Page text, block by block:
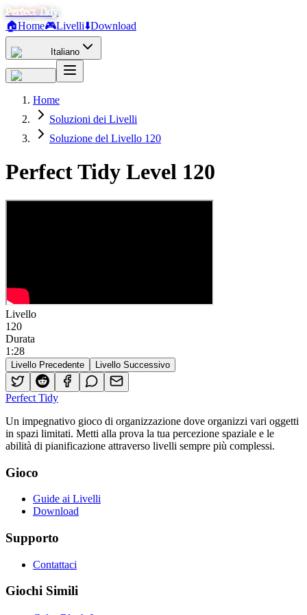
Perfect Tidy
🏠Home🎮Livelli⬇️Download
Italiano
Home
Soluzioni dei Livelli
Soluzione del Livello 120
Perfect Tidy Level 120
Livello
120
Durata
1 :28
Livello Precedente Livello Successivo
Perfect Tidy
Un impegnativo gioco di organizzazione dove organizzi vari oggetti
in spazi limitati. Metti alla prova la tua percezione spaziale e le
abilità di pianificazione attraverso livelli sempre più complessi.
Gioco
Guide ai Livelli
Download
Supporto
Contattaci
Giochi Simili